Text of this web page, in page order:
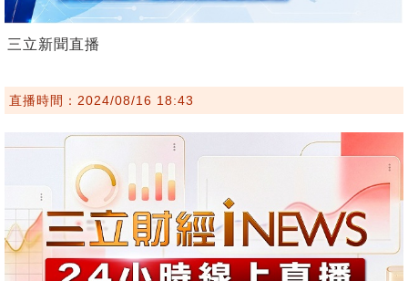
三立新聞直播
直播時間：2024/08/16 18:43